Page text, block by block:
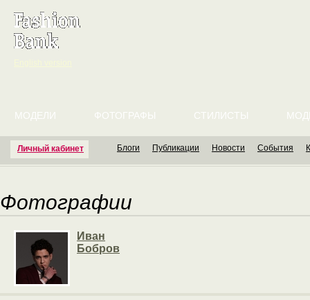
Личный кабинет
МОДЕЛИ ФОТОГРАФЫ СТИЛИСТЫ
Блоги Публикации Новости События
Фотографии
Иван
Бобров